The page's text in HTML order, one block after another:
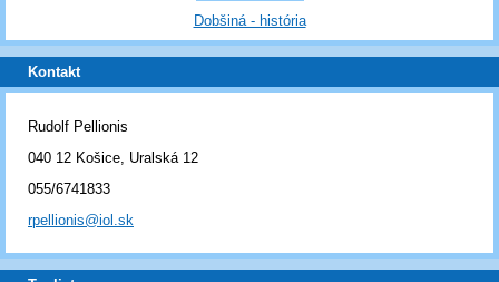
Dobšiná - história
Kontakt
Rudolf Pellionis
040 12 Košice, Uralská 12
055/6741833
rpellionis@iol.sk